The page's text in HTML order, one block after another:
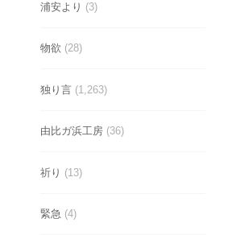
浦安より (3)
物欲 (28)
独り言(1,263)
由比ガ浜工房(36)
祈り (13)
緊急 (4)